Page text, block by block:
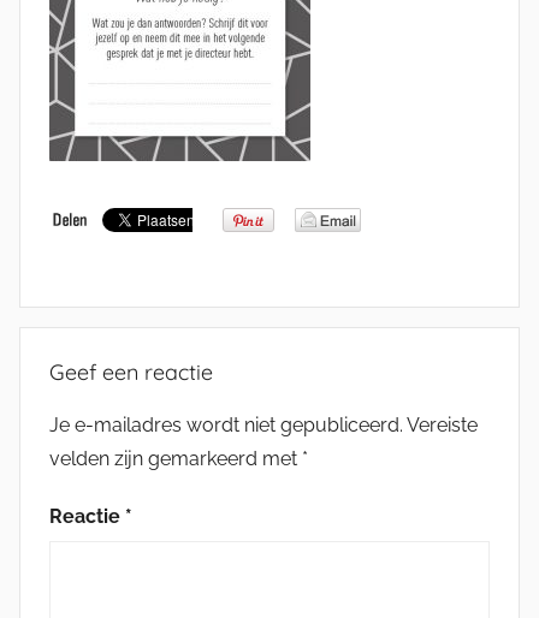
Geef een reactie
Je e-mailadres wordt niet gepubliceerd. Vereiste
velden zijn gemarkeerd met *
Reactie *